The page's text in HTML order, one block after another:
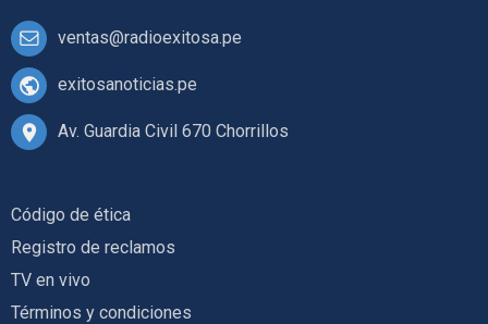
ventas@radioexitosa.pe
exitosanoticias.pe
Av. Guardia Civil 670 Chorrillos
Código de ética
Registro de reclamos
TV en vivo
Términos y condiciones